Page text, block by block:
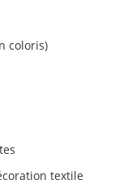
coloris)
textile